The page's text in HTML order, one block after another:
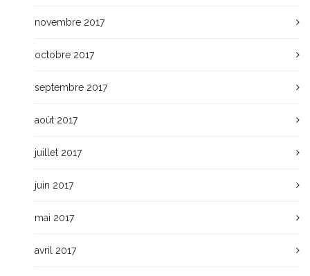
novembre 2017
octobre 2017
septembre 2017
août 2017
juillet 2017
juin 2017
mai 2017
avril 2017